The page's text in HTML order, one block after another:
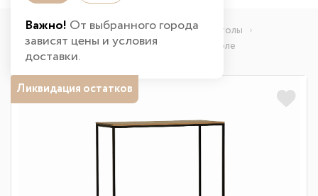
Важно! От выбранного города
зависят цены и условия
доставки.
Главная Каталог товаров Гостиная
Столы
Стол 42.45 Бемоль (обеденный) в Симферополе
Ликвидация остатков